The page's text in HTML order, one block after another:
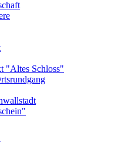
"Altes Schloss"